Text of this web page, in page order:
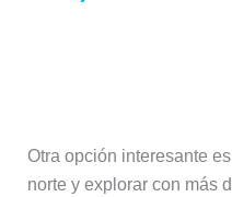
Otra opción interesante
norte y explorar con más